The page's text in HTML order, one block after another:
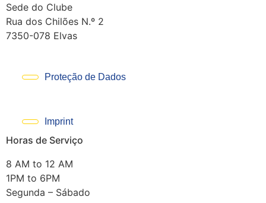
Sede do Clube
Rua dos Chilões N.º 2
7350-078 Elvas
Proteção de Dados
Imprint
Horas de Serviço
8 AM to 12 AM
1PM to 6PM
Segunda – Sábado